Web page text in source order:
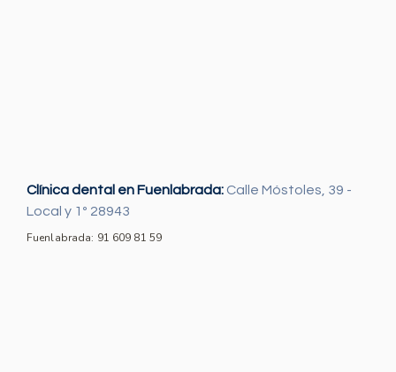
Clínica dental en Fuenlabrada: Calle Móstoles, 39 -
Local y 1º 28943
Fuenlabrada: 91 609 81 59